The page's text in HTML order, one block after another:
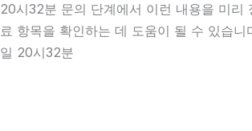
20시32분 문의 단계에서 이런 내용을 미리
료 항목을 확인하는 데 도움이 될 수 있습
일 20시32분